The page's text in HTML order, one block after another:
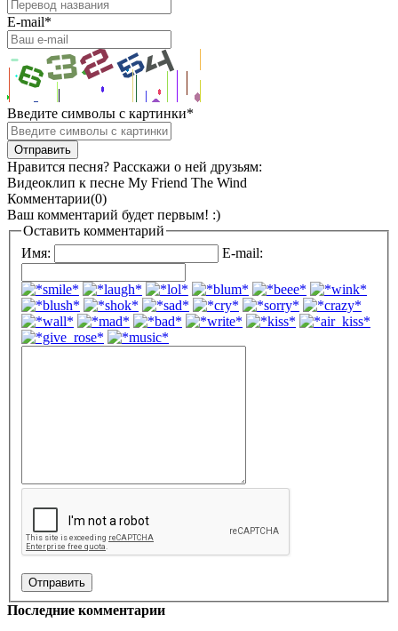
E-mail*
Введите символы с картинки*
Нравится песня? Расскажи о ней друзьям:
Видеоклип к песне My Friend The Wind
Комментарии(0)
Ваш комментарий будет первым! :)
Оставить комментарий
Имя:
E-mail:
Последние комментарии